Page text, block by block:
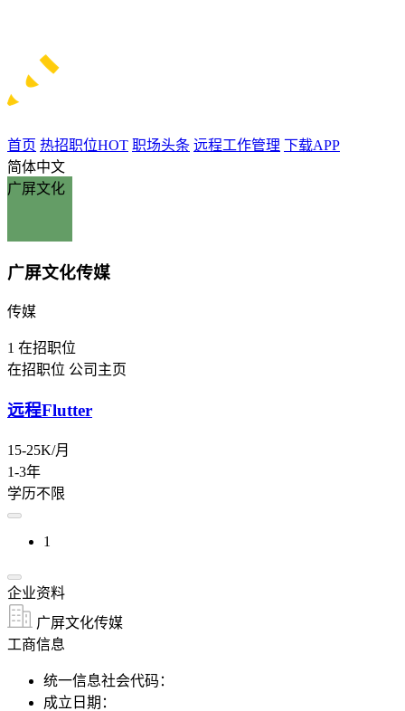
首页 热招职位HOT 职场头条 远程工作管理 下载APP
简体中文
广屏文化
广屏文化传媒
传媒
1 在招职位
在招职位 公司主页
远程Flutter
15-25K/月
1-3年
学历不限
1
企业资料
广屏文化传媒
工商信息
统一信息社会代码：
成立日期：